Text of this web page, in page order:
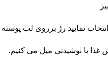
نمایید رژ برروی لب پوسته
غذا یا نوشیدنی میل می کنیم.